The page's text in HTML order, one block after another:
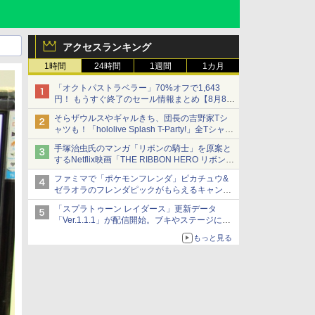
アクセスランキング
1時間 24時間 1週間 1カ月
「オクトパストラベラー」70%オフで1,643
円！ もうすぐ終了のセール情報まとめ【8月8日
更新】
ニンテンドーeショップでは「大神 絶景版」が
67%オフで990円
そらザウルスやギャルきち、団長の吉野家Tシ
ャツも！「hololive Splash T-Party!」全Tシャツ
ラインナップ公開＆オンライン販売開始
手塚治虫氏のマンガ「リボンの騎士」を原案と
するNetflix映画「THE RIBBON HERO リボンヒ
ーロー」本日配信開始
ファミマで「ポケモンフレンダ」ピカチュウ&
ゼラオラのフレンダピックがもらえるキャンペ
ーン開催！
「スプラトゥーン レイダース」更新データ
「Ver.1.1.1」が配信開始。ブキやステージに関
もっと見る